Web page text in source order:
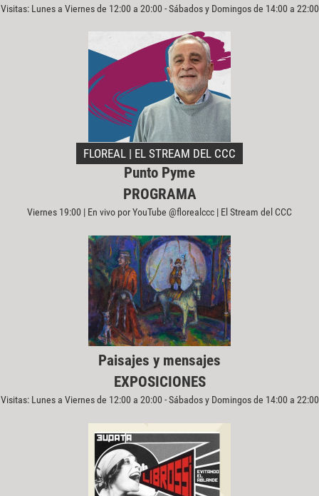
Visitas: Lunes a Viernes de 12:00 a 20:00 - Sábados y Domingos de 14:00 a 22:00
FLOREAL | EL STREAM DEL CCC
Punto Pyme
PROGRAMA
Viernes 19:00 | En vivo por YouTube @florealccc | El Stream del CCC
Paisajes y mensajes
EXPOSICIONES
Visitas: Lunes a Viernes de 12:00 a 20:00 - Sábados y Domingos de 14:00 a 22:00